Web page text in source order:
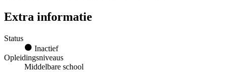
Extra informatie
Status
Inactief
Opleidingsniveaus
Middelbare school